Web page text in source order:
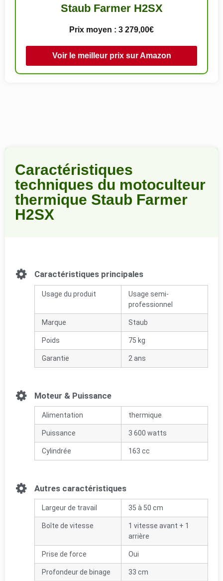
Staub Farmer H2SX
Prix moyen : 3 279,00€
Voir le meilleur prix sur Amazon
Caractéristiques
techniques du motoculteur
thermique Staub Farmer
H2SX
Caractéristiques principales
Usage du produit
Usage semi-
professionnel
Marque Staub
Poids 75 kg
Garantie 2 ans
Moteur & Puissance
Alimentation thermique
Puissance 3 600 watts
Cylindrée 163 cc
Autres caractéristiques
Largeur de travail 35 à 50 cm
Boîte de vitesse
1 vitesse avant + 1
arrière
Prise de force Oui
Profondeur de binage 33 cm